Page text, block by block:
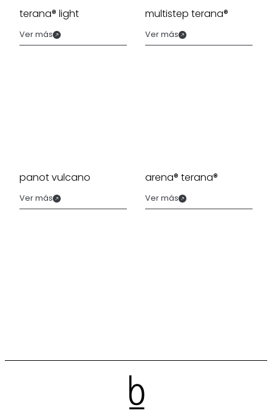
terana® light
Ver más
multistep terana®
Ver más
panot vulcano
Ver más
arena® terana®
Ver más